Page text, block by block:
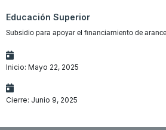
Educación Superior
Subsidio para apoyar el financiamiento de
Inicio: Mayo 22, 2025
Cierre: Junio 9, 2025